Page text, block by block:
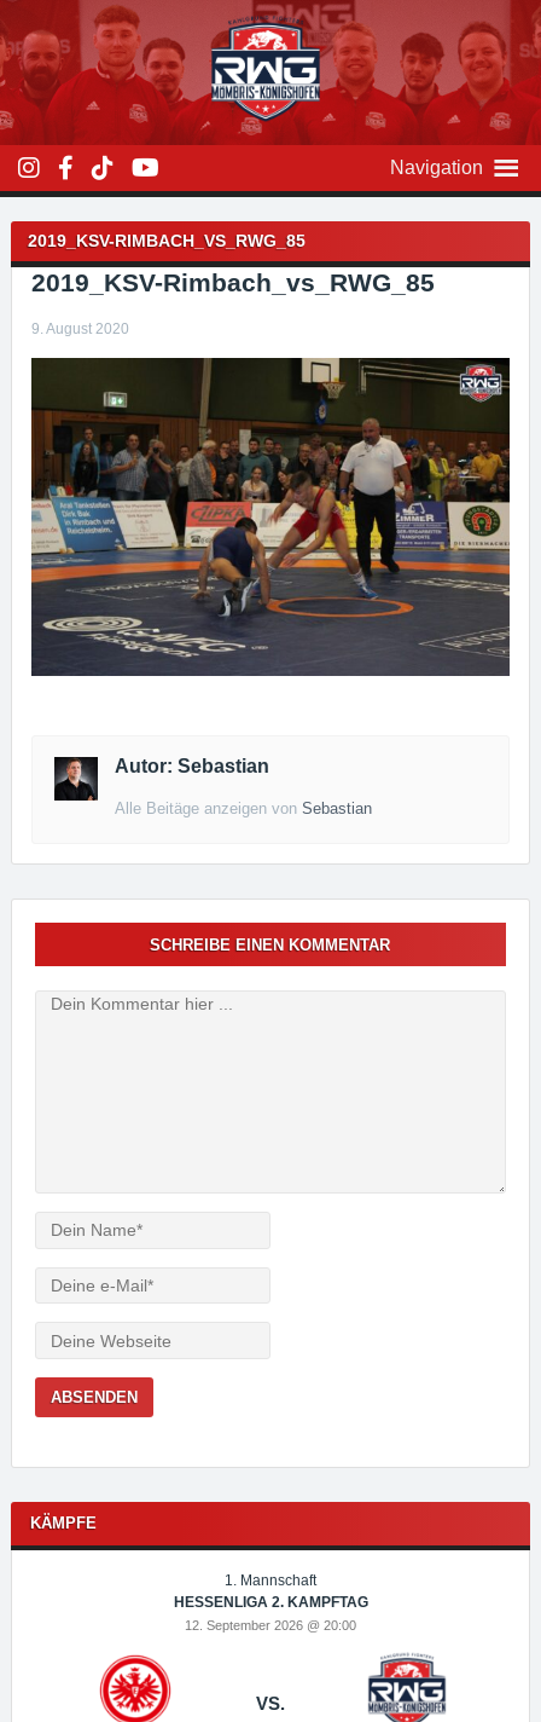
Inhalt
überspringen
Navigation
2019_KSV-RIMBACH_VS_RWG_85
2019_KSV-Rimbach_vs_RWG_85
9. August 2020
Autor: Sebastian
Alle Beitäge anzeigen vonSebastian
Beitragsnavigation
SCHREIBE EINEN KOMMENTAR
Verfasser
Mail
Webseite
KÄMPFE
1. Mannschaft
HESSENLIGA 2. KAMPFTAG
12. September 2026 @ 20:00
VS.